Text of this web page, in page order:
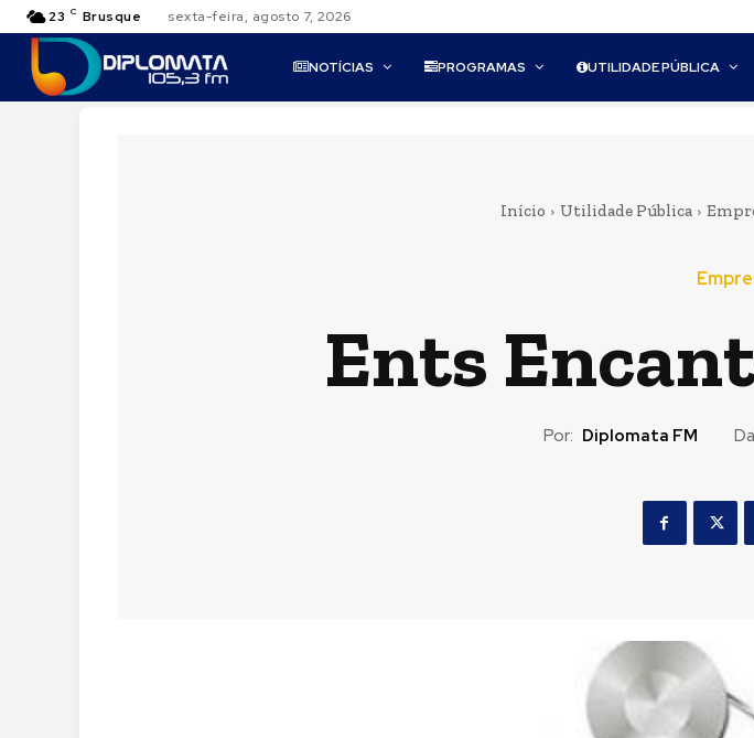
23 C Brusque sexta-feira, agosto 7, 2026
NOTÍCIAS PROGRAMAS UTILIDADE PÚBLICA
Início Utilidade Pública
Ents
Por: Diplomata FM